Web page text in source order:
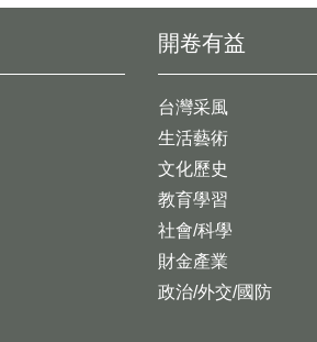
開卷有益
台灣采風
生活藝術
文化歷史
教育學習
社會/科學
財金產業
政治/外交/國防